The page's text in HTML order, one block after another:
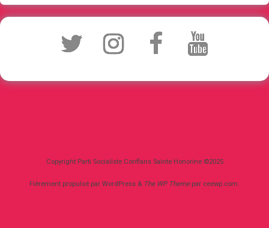
Copyright Parti Socialiste Conflans Sainte Honorine ©2025
Fièrement propulsé par WordPress & The WPThemepar ceewp.com.